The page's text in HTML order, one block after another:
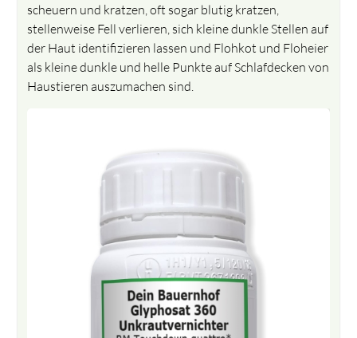
scheuern und kratzen, oft sogar blutig kratzen,
stellenweise Fell verlieren, sich kleine dunkle Stellen auf
der Haut identifizieren lassen und Flohkot und Floheier
als kleine dunkle und helle Punkte auf Schlafdecken von
Haustieren auszumachen sind.